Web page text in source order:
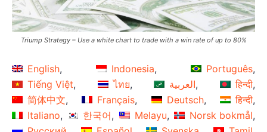
Triump Strategy – Use a white chart to trade with a win rate of up to 80%
English Indonesia
Português
Tiếng Việt
ไทย العربية
हिन्दी
简体中文
Français Deutsch
हिन्दी
Italiano
한국어 Melayu
Norsk bokmål